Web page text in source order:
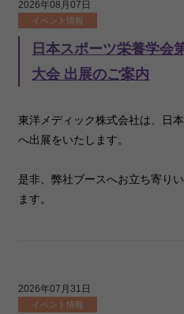
2026年08月07日
イベント情報
日本スポーツ栄養学会
大会 出展のご案内
東洋メディック株式会社は、日
へ出展をいたします。
是非、弊社ブースへお立ち寄り
ます。
2026年07月31日
イベント情報